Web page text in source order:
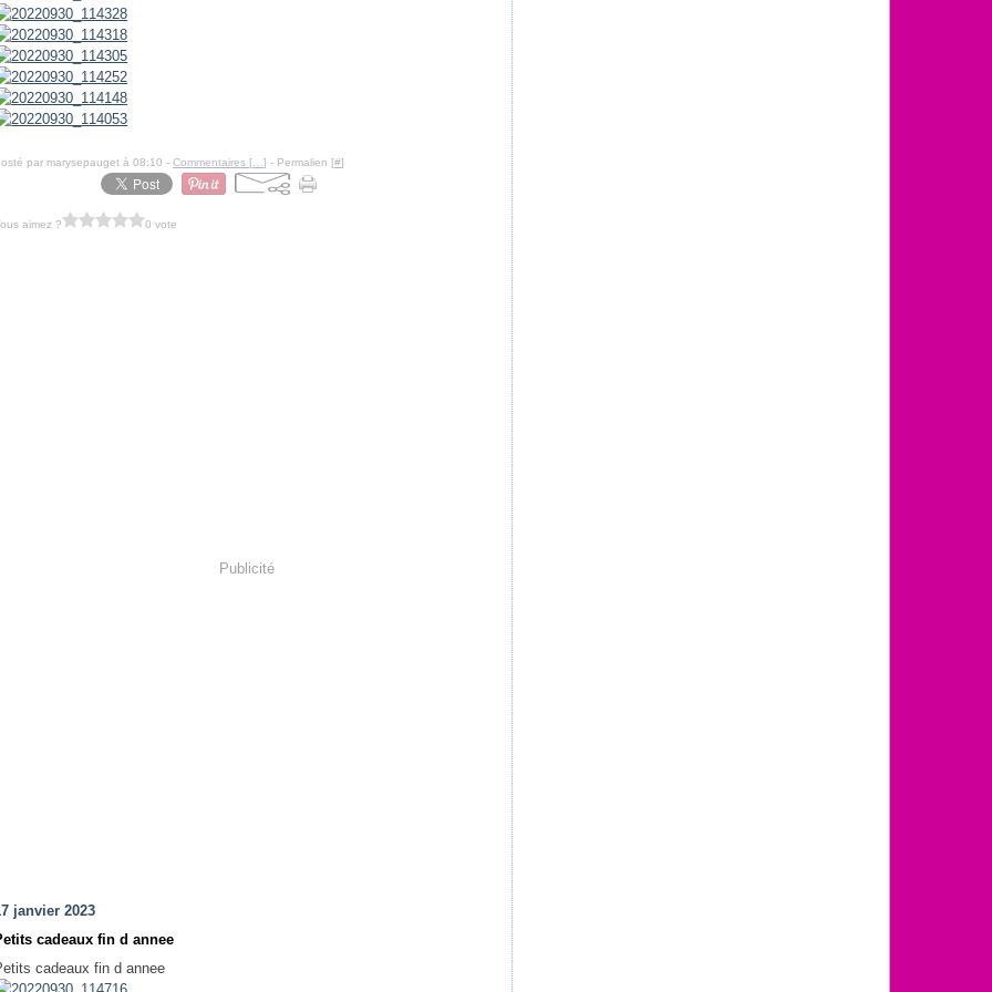
par marysepauget à 08:10 -Commentaires [ …] - Permalien [#]
aimez ? 0 vote
Publicité
janvier 2023
cadeaux fin d annee
cadeaux fin d annee